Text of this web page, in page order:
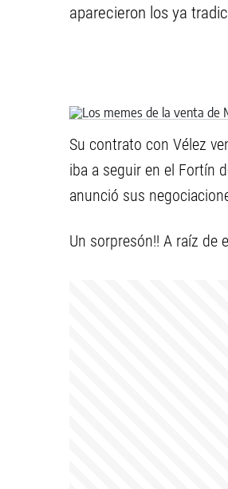
aparecieron los ya
Su contrato con Vélez
iba a seguir en el Fortín
anunció sus
Un sorpresón!! A raíz de